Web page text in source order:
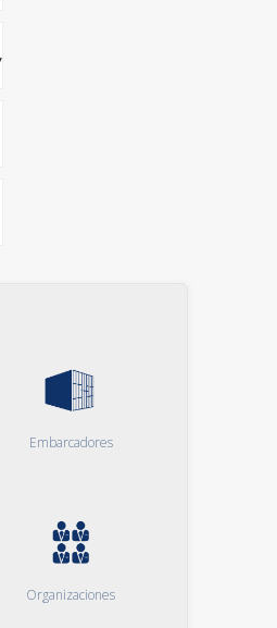
Embarcadores
Organizaciones